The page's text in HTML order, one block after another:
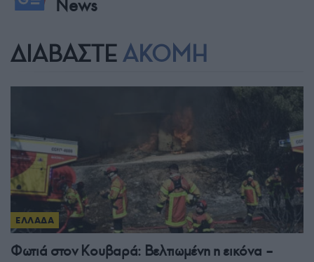
News
ΔΙΑΒΑΣΤΕ ΑΚΟΜΗ
ΕΛΛΑΔΑ
Φωτιά στον Κουβαρά: Βελτιωμένη η εικόνα –